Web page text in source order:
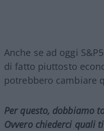
Anche se ad oggi
di fatto piuttosto
potrebbero cambiare
Per questo, dobbiamo
Ovvero chiederci quali